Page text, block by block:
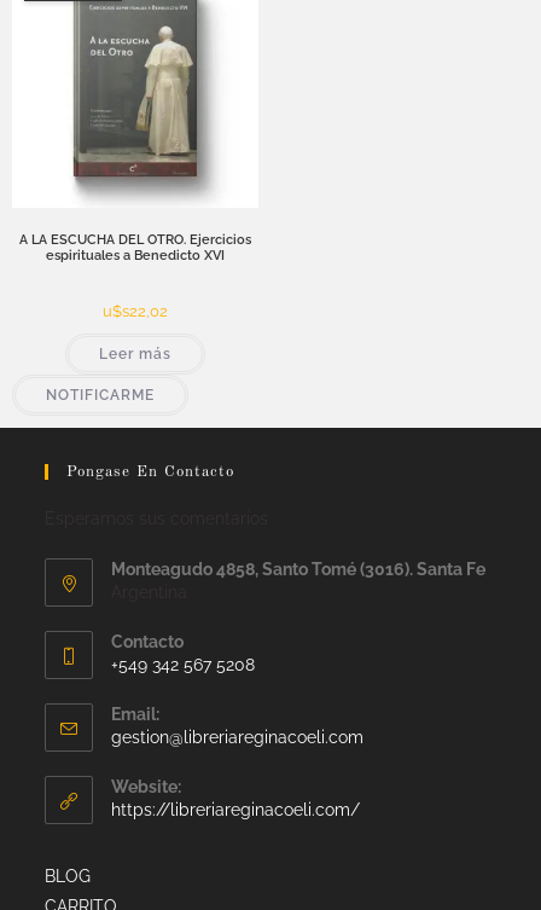
A LA ESCUCHA DEL OTRO. Ejercicios
espirituales a Benedicto XVI
u$s22,02
Leer más
NOTIFICARME
Pongase En Contacto
Monteagudo 4858, Santo Tomé (3016). Santa Fe
Contacto
+549 342 567 5208
Email:
gestion@libreriareginacoeli.com
Website:
https://libreriareginacoeli.com/
BLOG
CARRITO